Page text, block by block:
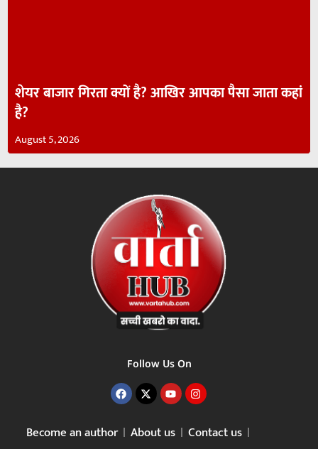
शेयर बाजार गिरता क्यों है? आखिर आपका पैसा जाता कहां
है?
August 5, 2026
Follow Us On
Become an author About us Contact us